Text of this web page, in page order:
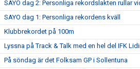
SAYO dag 2: Personliga rekordslakten rullar
SAYO dag 1: Personliga rekordens kväll
Klubbrekordet på 100m
Lyssna på Track & Talk med en hel del IFK
På söndag är det Folksam GP i Sollentuna